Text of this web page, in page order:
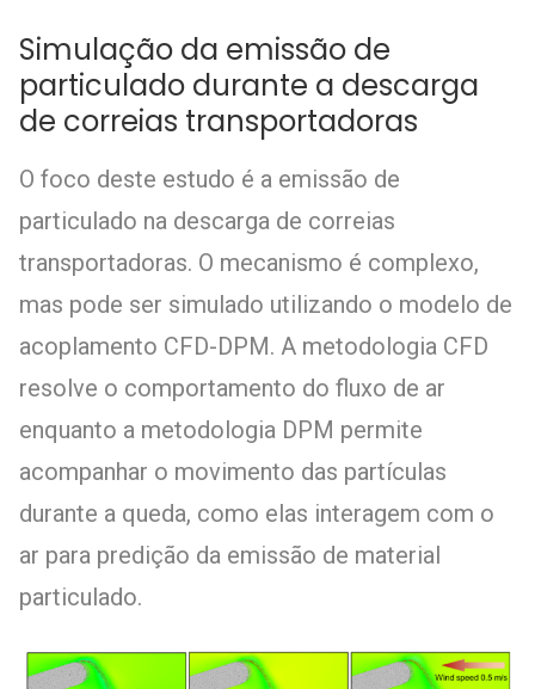
Simulação da emissão de
particulado durante a descarga
de correias transportadoras
O foco deste estudo é a emissão de
particulado na descarga de correias
transportadoras. O mecanismo é complexo,
mas pode ser simulado utilizando o modelo de
acoplamento CFD-DPM. A metodologia CFD
resolve o comportamento do fluxo de ar
enquanto a metodologia DPM permite
acompanhar o movimento das partículas
durante a queda, como elas interagem com o
ar para predição da emissão de material
particulado.